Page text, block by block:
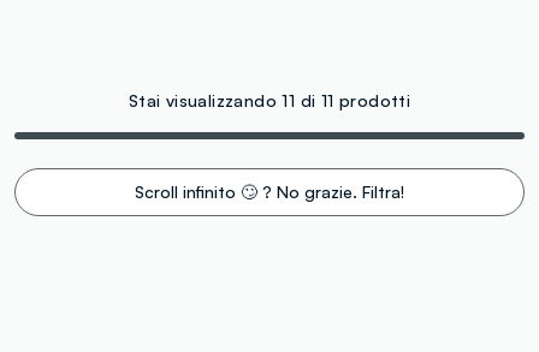
Stai visualizzando 11 di 11 prodotti
Scroll infinito 🙄 ? No grazie. Filtra!